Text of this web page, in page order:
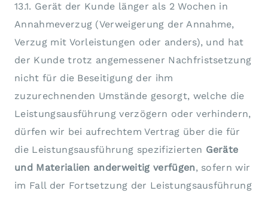
13.1. Gerät der Kunde länger als 2 Wochen in
Annahmeverzug (Verweigerung der Annahme,
Verzug mit Vorleistungen oder anders), und hat
der Kunde trotz angemessener Nachfristsetzung
nicht für die Beseitigung der ihm
zuzurechnenden Umstände gesorgt, welche die
Leistungsausführung verzögern oder verhindern,
dürfen wir bei aufrechtem Vertrag über die für
die Leistungsausführung spezifizierten Geräte
und Materialien anderweitig verfügen, sofern wir
im Fall der Fortsetzung der Leistungsausführung